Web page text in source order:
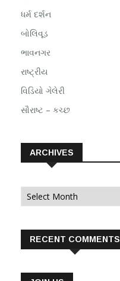
ધર્મ દર્શન
બોલિવૂડ
ભાવનગર
રાષ્ટ્રીય
વિડિયો ગેલેરી
સૌરાષ્ટ – કચ્છ
ARCHIVES
Archives
RECENT COMMENTS